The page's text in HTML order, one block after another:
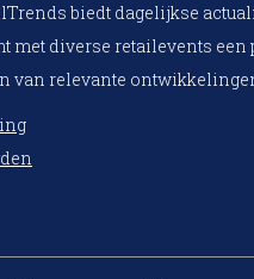
biedt dagelijkse
met diverse retailevents
van relevante